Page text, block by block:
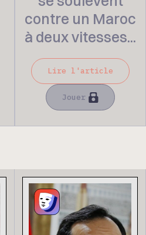
contre un Maroc
à deux vitesses...
Lire l'article
Jouer